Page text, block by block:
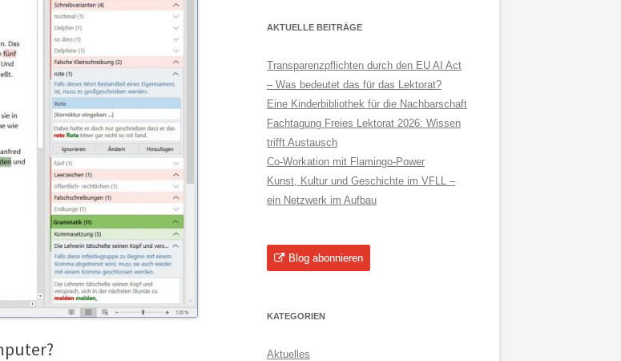
AKTUELLE BEITRÄGE
Transparenzpflichten durch den EU AI Act
– Was bedeutet das für das Lektorat?
Eine Kinderbibliothek für die Nachbarschaft
Fachtagung Freies Lektorat 2026: Wissen
trifft Austausch
Co-Workation mit Flamingo-Power
Kunst, Kultur und Geschichte im VFLL –
ein Netzwerk im Aufbau
Blog abonnieren
KATEGORIEN
Aktuelles